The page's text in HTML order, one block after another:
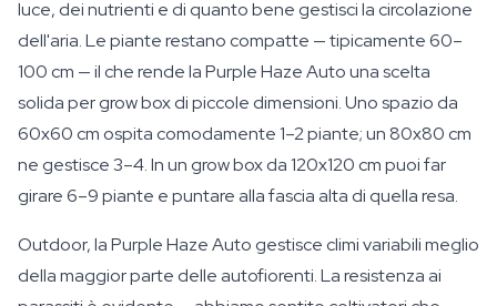
luce, dei nutrienti e di quanto bene gestisci la circolazione
dell'aria. Le piante restano compatte — tipicamente 60–
100 cm — il che rende la Purple Haze Auto una scelta
solida per grow box di piccole dimensioni. Uno spazio da
60x60 cm ospita comodamente 1–2 piante; un 80x80 cm
ne gestisce 3–4. In un grow box da 120x120 cm puoi far
girare 6–9 piante e puntare alla fascia alta di quella resa.
Outdoor, la Purple Haze Auto gestisce climi variabili meglio
della maggior parte delle autofiorenti. La resistenza ai